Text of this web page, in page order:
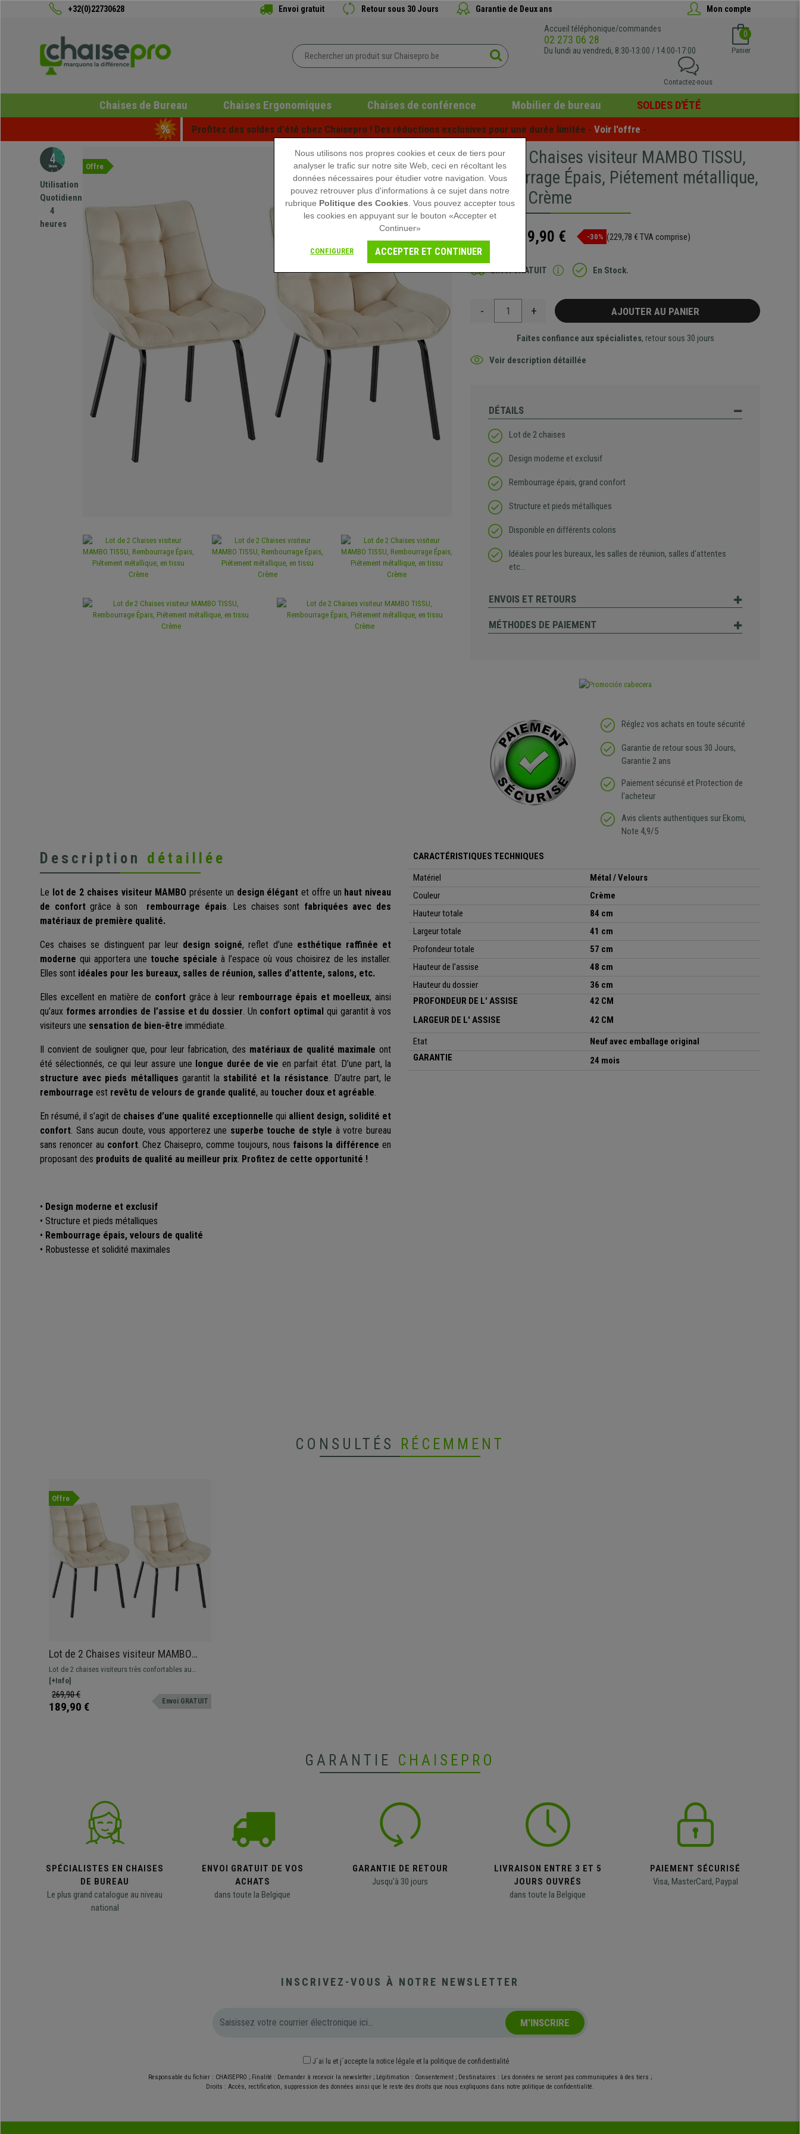
+32(0)22730628 Envoi gratuit Retour sous 30 Jours Garantie de Deux ans Mon compte
Accueil téléphonique/commandes
02 273 06 28
Du lundi au vendredi, 8:30-13:00 / 14:00-17:00
0
Panier
Contactez-nous
Chaises de Bureau Chaises Ergonomiques Chaises de conférence Mobilier de bureau SOLDES D'ÉTÉ
Profitez des soldes d'été chez Chaisepro ! Des réductions exclusives pour une durée limitée - Voir l'offre -
Utilisation
Quotidienne
4
heures
Offre
Lot de 2 Chaises visiteur MAMBO TISSU,
Rembourrage Épais, Piétement métallique,
en tissu Crème
189,90 € -30% (229,78 € TVA comprise)
Envoi GRATUIT En Stock.
- + AJOUTER AU PANIER
Faites confiance aux spécialistes, retour sous 30 jours
Voir description détaillée
DÉTAILS
Lot de 2 chaises
Design moderne et exclusif
Rembourrage épais, grand confort
Structure et pieds métalliques
Disponible en différents coloris
Idéales pour les bureaux, les salles de réunion, salles d'attentes
etc...
ENVOIS ET RETOURS
MÉTHODES DE PAIEMENT
Réglez vos achats en toute sécurité
Garantie de retour sous 30 Jours,
Garantie 2 ans
Paiement sécurisé et Protection de
l'acheteur
Avis clients authentiques sur Ekomi,
Note 4,9/5
Description détaillée
Le lot de 2 chaises visiteur MAMBOprésente un design élégant et offre un haut niveau
de confortgrâce à son rembourrage épais. Les chaises sont fabriquées avec des
matériaux de première qualité.
Ces chaises se distinguent par leur design soigné, reflet d’une esthétique raffinée et
moderne qui apportera une touche spéciale à l’espace où vous choisirez de les installer.
Elles sont idéales pour les bureaux, salles de réunion, salles d’attente, salons, etc.
Elles excellent en matière de confort grâce à leur rembourrage épais et moelleux, ainsi
qu’aux formes arrondies de l’assise et du dossier. Un confort optimal qui garantit à vos
visiteurs une sensation de bien-être immédiate.
Il convient de souligner que, pour leur fabrication, des matériaux de qualité maximale ont
été sélectionnés, ce qui leur assure une longue durée de vie en parfait état. D’une part, la
structure avec pieds métalliques garantit la stabilité et la résistance. D’autre part, le
rembourrage est revêtu de velours de grande qualité, au toucher doux et agréable.
En résumé, il s’agit de chaises d’une qualité exceptionnelle qui allient design, solidité et
confort. Sans aucun doute, vous apporterez une superbe touche de style à votre bureau
sans renoncer au confort. Chez Chaisepro, comme toujours, nous faisons la différence en
proposant des produits de qualité au meilleur prix. Profitez de cette opportunité !
• Design moderne et exclusif
• Structure et pieds métalliques
• Rembourrage épais, velours de qualité
• Robustesse et solidité maximales
CARACTÉRISTIQUES TECHNIQUES
Matériel
Métal / Velours
Couleur
Crème
Hauteur totale
84 cm
Largeur totale
41 cm
Profondeur totale
57 cm
Hauteur de l'assise
48 cm
Hauteur du dossier
36 cm
PROFONDEUR DE L' ASSISE
LARGEUR DE L' ASSISE
42 CM
42 CM
Etat
Neuf avec emballage original
GARANTIE
24 mois
CONSULTÉS RÉCEMMENT
Offre
Lot de 2 Chaises visiteur MAMBO
TISSU, Rembourrage Épais, Piétement
métallique, en tissu Crème
Lot de 2 chaises visiteurs très confortables au
design moderne. Elles apporteront une touche
d'élégance à votre bureau, votre cabinet ou votre
salle d'attente.
[+Info]
269,90 €
189,90 € Envoi GRATUIT
GARANTIE CHAISEPRO
SPÉCIALISTES EN CHAISES
DE BUREAU
Le plus grand catalogue au niveau
national
ENVOI GRATUIT DE VOS
ACHATS
dans toute la Belgique
GARANTIE DE RETOUR
Jusqu'à 30 jours
LIVRAISON ENTRE 3 ET 5
JOURS OUVRÉS
dans toute la Belgique
PAIEMENT SÉCURISÉ
Visa, MasterCard, Paypal
INSCRIVEZ-VOUS À NOTRE NEWSLETTER
M'INSCRIRE
J´ai lu et j´accepte la notice légale et la politique de confidentialité
Responsable du fichier : CHAISEPRO ; Finalité : Demander à recevoir la newsletter ; Légitimation : Consentement ; Destinataires : Les données ne seront pas communiquées à des tiers ;
Droits : Accès, rectification, suppression des données ainsi que le reste des droits que nous expliquons dans notre politique de confidentialité.
Nous utilisons nos propres cookies et ceux de tiers pour
analyser le trafic sur notre site Web, ceci en récoltant les
données nécessaires pour étudier votre navigation. Vous
pouvez retrouver plus d'informations à ce sujet dans notre
rubrique Politique des Cookies . Vous pouvez accepter tous
les cookies en appuyant sur le bouton «Accepter et
Continuer»
CONFIGURER ACCEPTER ET CONTINUER